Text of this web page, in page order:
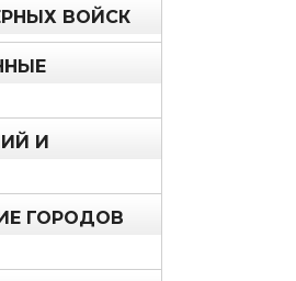
ВОЙСК
И
ГОРОДОВ